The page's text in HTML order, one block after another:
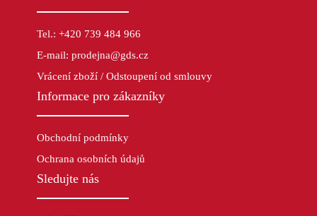
Tel.: +420 739 484 966
E-mail: prodejna@gds.cz
Vrácení zboží / Odstoupení od smlouvy
Informace pro zákazníky
Obchodní podmínky
Ochrana osobních údajů
Sledujte nás